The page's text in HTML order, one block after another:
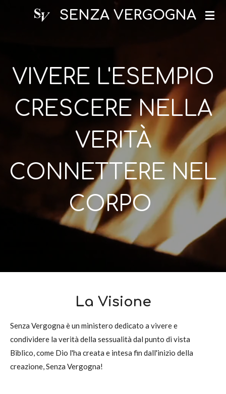
SENZA VERGOGNA
VIVERE L'ESEMPIO
CRESCERE NELLA
VERITÀ
CONNETTERE NEL
CORPO
La Visione
Senza Vergogna è un ministero dedicato a vivere e
condividere la verità della sessualità dal punto di vista
Biblico, come Dio l'ha creata e intesa fin dall'inizio della
creazione, Senza Vergogna!